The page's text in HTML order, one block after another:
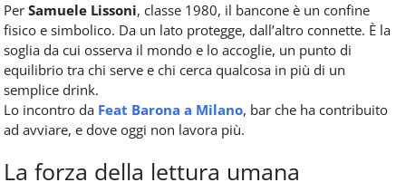
Per Samuele Lissoni, classe 1980, il bancone è un confine
fisico e simbolico. Da un lato protegge, dall’altro connette. È la
soglia da cui osserva il mondo e lo accoglie, un punto di
equilibrio tra chi serve e chi cerca qualcosa in più di un
semplice drink.
Lo incontro da Feat Barona a Milano, bar che ha contribuito
ad avviare, e dove oggi non lavora più.
La forza della lettura umana